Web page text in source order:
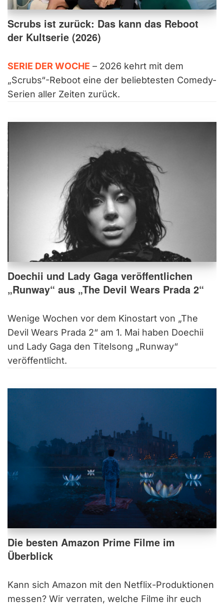
Scrubs ist zurück: Das kann das Reboot
der Kultserie (2026)
SERIE DER WOCHE – 2026 kehrt mit dem
„Scrubs“-Reboot eine der beliebtesten Comedy-
Serien aller Zeiten zurück.
Doechii und Lady Gaga veröffentlichen
„Runway“ aus „The Devil Wears Prada 2“
Wenige Wochen vor dem Kinostart von „The
Devil Wears Prada 2“ am 1. Mai haben Doechii
und Lady Gaga den Titelsong „Runway“
veröffentlicht.
Die besten Amazon Prime Filme im
Überblick
Kann sich Amazon mit den Netflix-Produktionen
messen? Wir verraten, welche Filme ihr euch